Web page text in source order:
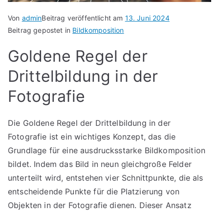
Von adminBeitrag veröffentlicht am 13. Juni 2024
Beitrag gepostet in Bildkomposition
Goldene Regel der
Drittelbildung in der
Fotografie
Die Goldene Regel der Drittelbildung in der
Fotografie ist ein wichtiges Konzept, das die
Grundlage für eine ausdrucksstarke Bildkomposition
bildet. Indem das Bild in neun gleichgroße Felder
unterteilt wird, entstehen vier Schnittpunkte, die als
entscheidende Punkte für die Platzierung von
Objekten in der Fotografie dienen. Dieser Ansatz